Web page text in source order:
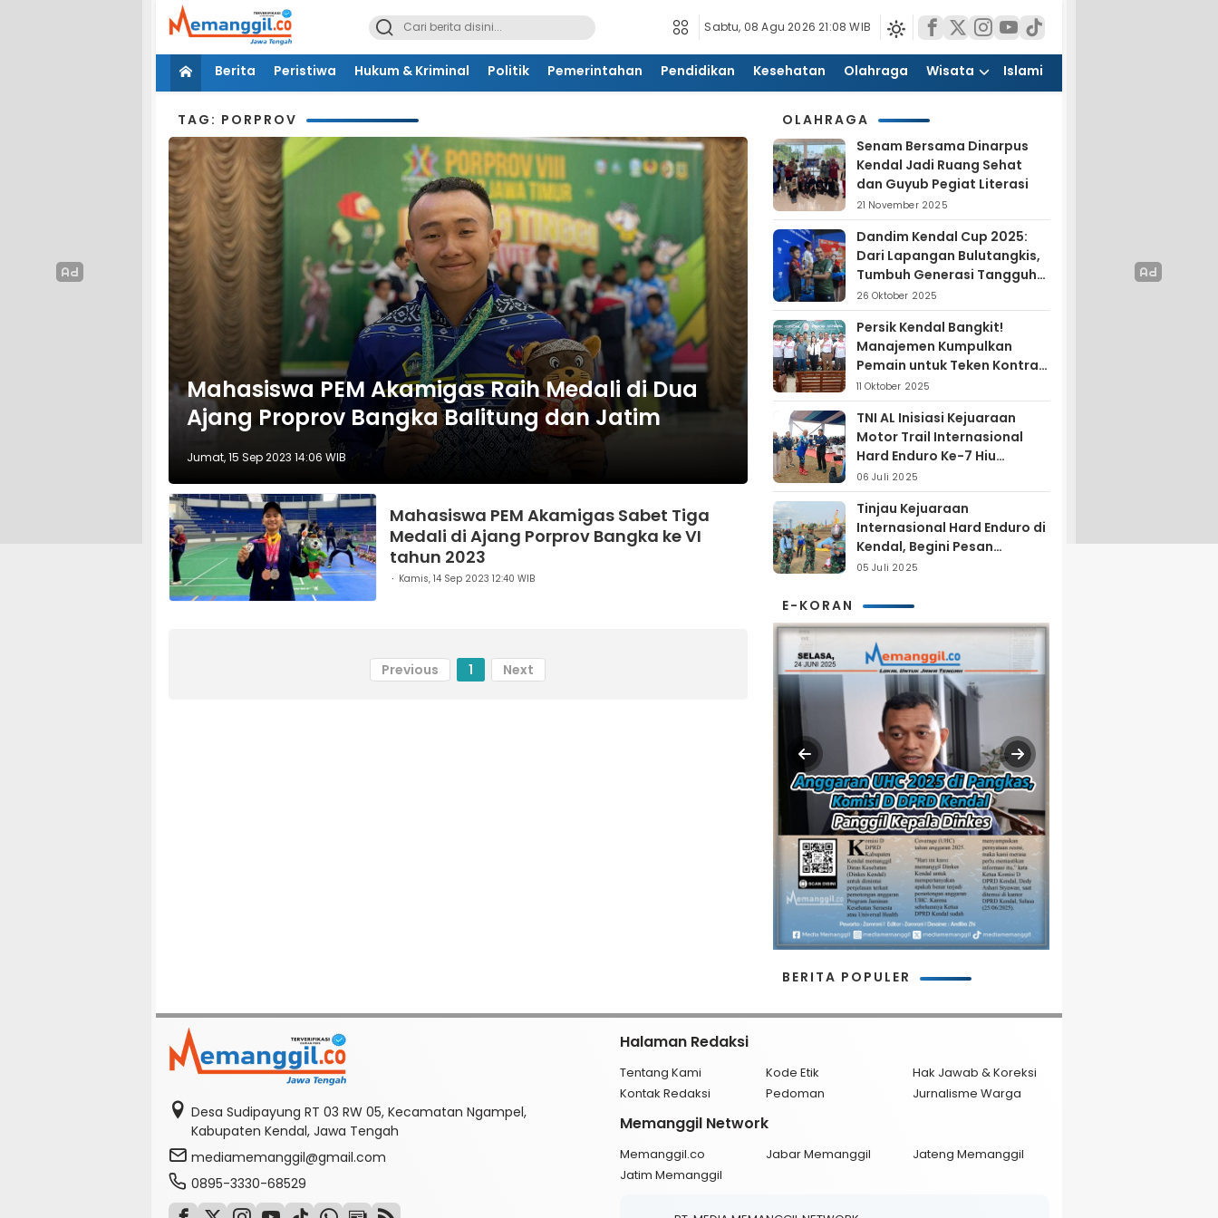
Sabtu, 08 Agu 2026 21:08 WIB
Berita Peristiwa Hukum & Kriminal Politik Pemerintahan Pendidikan Kesehatan Olahraga Wisata Islami
TAG: PORPROV
Mahasiswa PEM Akamigas Raih Medali di Dua
Ajang Proprov Bangka Balitung dan Jatim
Jumat, 15 Sep 2023 14:06 WIB
Mahasiswa PEM Akamigas Sabet Tiga
Medali di Ajang Porprov Bangka ke VI
tahun 2023
Kamis, 14 Sep 2023 12:40 WIB
Previous 1 Next
OLAHRAGA
Senam Bersama Dinarpus
Kendal Jadi Ruang Sehat
dan Guyub Pegiat Literasi
21 November 2025
Dandim Kendal Cup 2025:
Dari Lapangan Bulutangkis,
Tumbuh Generasi Tangguh
dan Nasionalis
26 Oktober 2025
Persik Kendal Bangkit!
Manajemen Kumpulkan
Pemain untuk Teken Kontrak
Jelang Liga 4
11 Oktober 2025
TNI AL Inisiasi Kejuaraan
Motor Trail Internasional
Hard Enduro Ke-7 Hiu
Selatan
06 Juli 2025
Tinjau Kejuaraan
Internasional Hard Enduro di
Kendal, Begini Pesan
Laksamana Pertama TNI AL
05 Juli 2025
E-KORAN
BERITA POPULER
Desa Sudipayung RT 03 RW 05, Kecamatan Ngampel,
Kabupaten Kendal, Jawa Tengah
mediamemanggil@gmail.com
0895-3330-68529
Halaman Redaksi
Tentang Kami Kode Etik
Hak Jawab & Koreksi
Kontak Redaksi
Pedoman Jurnalisme Warga
Memanggil Network
Memanggil.co Jabar Memanggil
Jateng Memanggil
Jatim Memanggil